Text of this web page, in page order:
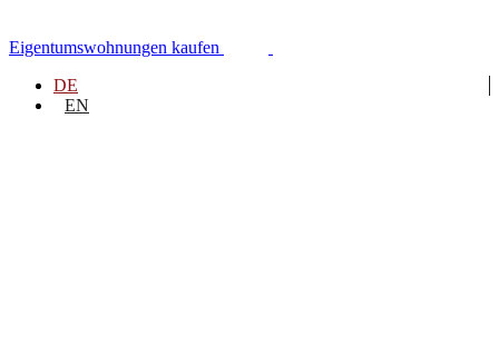
Inhalt
springen
Eigentumswohnungen kaufen
DE
EN